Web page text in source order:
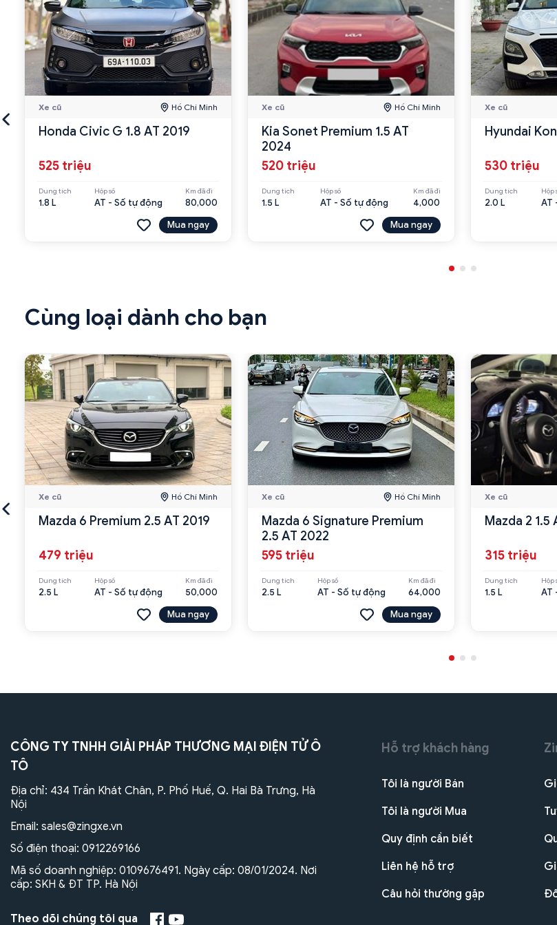
Xe cũ Hồ Chí Minh
Honda Civic G 1.8 AT 2019
525 triệu
Dung tích
1.8 L
Hộp số
AT - Số tự động
Km đã đi
80,000
Mua ngay
Xe cũ Hồ Chí Minh
Kia Sonet Premium 1.5 AT
2024
520 triệu
Dung tích
1.5 L
Hộp số
AT - Số tự động
Km đã đi
4,000
Mua ngay
Xe cũ
Hyundai
530 triệu
Dung tích
2.0 L
Hộp
AT
Cùng loại dành cho bạn
Xe cũ Hồ Chí Minh
Mazda 6 Premium 2.5 AT 2019
479 triệu
Dung tích
2.5 L
Hộp số
AT - Số tự động
Km đã đi
50,000
Mua ngay
Xe cũ Hồ Chí Minh
Mazda 6 Signature Premium
2.5 AT 2022
595 triệu
Dung tích
2.5 L
Hộp số
AT - Số tự động
Km đã đi
64,000
Mua ngay
Xe cũ
Mazda 2 1.5
315 triệu
Dung tích
1.5 L
Hộp
AT
CÔNG TY TNHH GIẢI PHÁP THƯƠNG MẠI ĐIỆN TỬ Ô
TÔ
Địa chỉ: 434 Trần Khát Chân, P. Phố Huế, Q. Hai Bà Trưng, Hà
Nội
Email: sales@zingxe.vn
Số điện thoại: 0912269166
Mã số doanh nghiệp: 0109676491. Ngày cấp: 08/01/2024. Nơi
cấp: SKH & ĐT TP. Hà Nội
Theo dõi chúng tôi qua
Hỗ trợ khách hàng
Tôi là người Bán
Tôi là người Mua
Quy định cần biết
Liên hệ hỗ trợ
Câu hỏi thường gặp